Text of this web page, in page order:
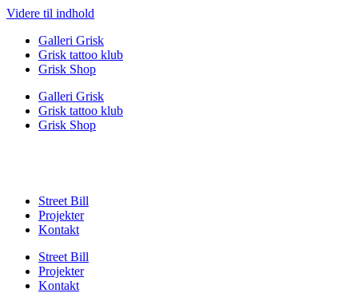
Videre til indhold
Galleri Grisk
Grisk tattoo klub
Grisk Shop
Galleri Grisk
Grisk tattoo klub
Grisk Shop
Street Bill
Projekter
Kontakt
Street Bill
Projekter
Kontakt